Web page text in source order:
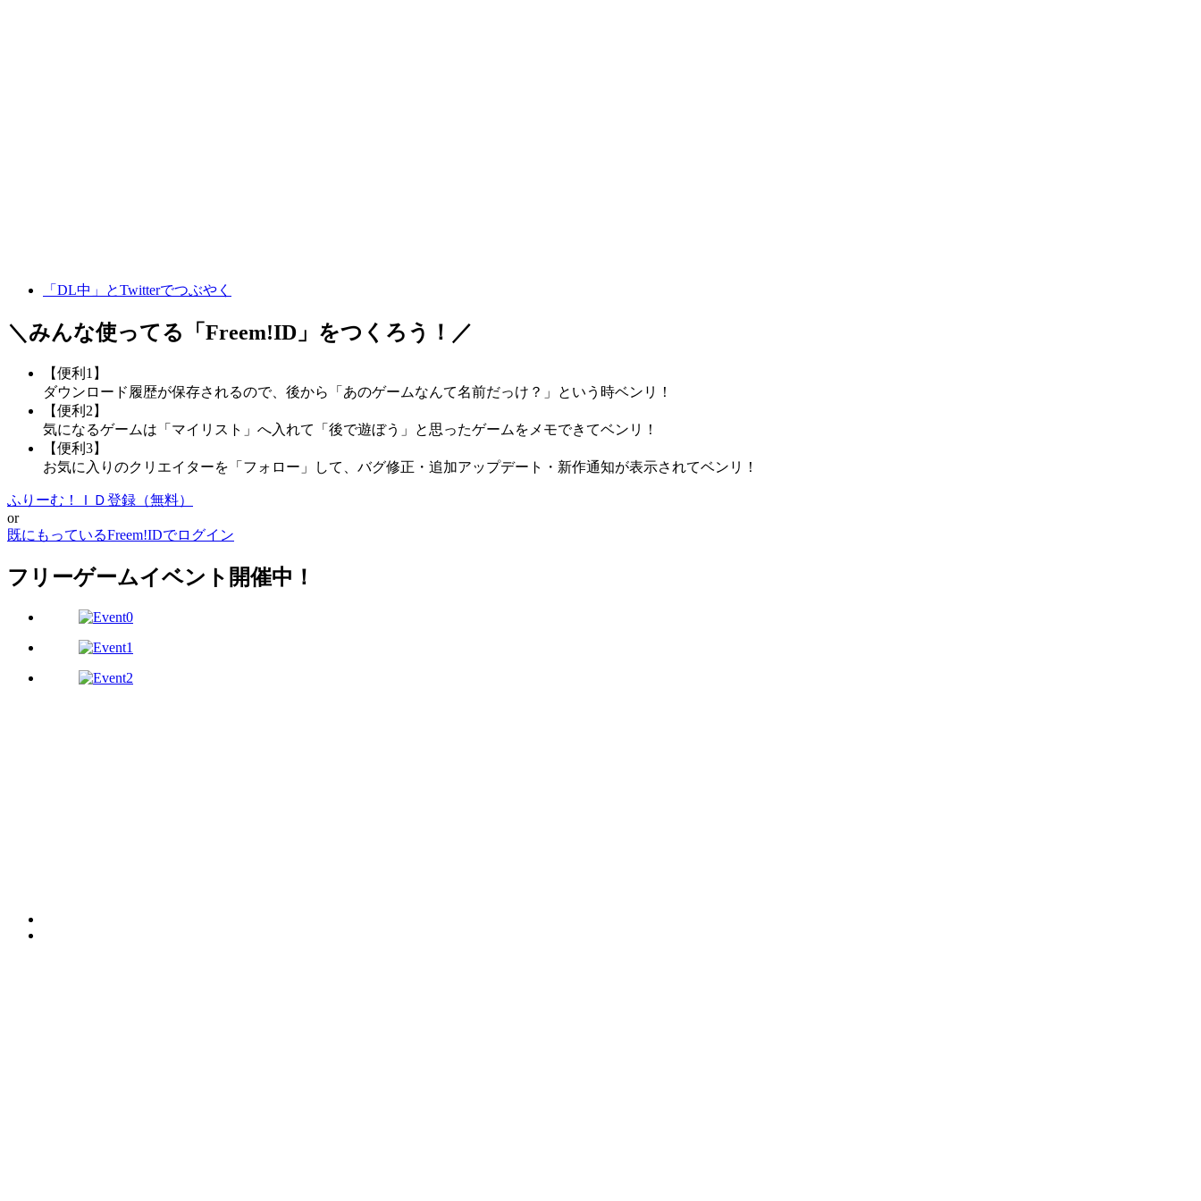
「DL中」とTwitterでつぶやく
＼みんな使ってる「 Freem!ID 」をつくろう！／
【便利1】
ダウンロード履歴が保存されるので、後から「あのゲームなんて名前だっけ？」という時ベンリ！
【便利2】
気になるゲームは「マイリスト」へ入れて「後で遊ぼう」と思ったゲームをメモできてベンリ！
【便利3】
お気に入りのクリエイターを「フォロー」して、バグ修正・追加アップデート・新作通知が表示されてベンリ！
ふりーむ！ＩＤ登録（無料）
or
既にもっているFreem!IDでログイン
フリーゲームイベント開催中！